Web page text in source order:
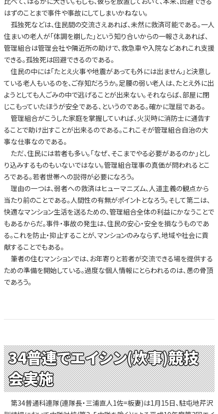
はずのことまで事件や事故にしてしまいかねない。
孤独死などは、住民間の交流さえあれば、未然に救済可能である。一人
住まいの老人が「体調を崩した」という知り合いからの一報さえあれば、
管理組合は管理会社や隣近所の助けで、救急車や入院などあれこれ支援
できる。孤独死は回避できるのである。
住民の中には「たとえ火事や地震があっても外には出ません」と決意し
ている老人もいるのを、ご存知だろうか。足腰の弱い老人は、たとえ外に出
ようとしても人ごみの中で逃げることが出来ない。それならば、部屋に閉
じこもっていたほうが安全である、というのである。確かに理屈である。
管理組合がこうした家庭を掌握していれば、火災時に消防士に通告す
ることで助け出すことが出来るのである。これこそが管理組合自治の大
事な仕事なのである。
ただ、住民には若者も多い。「なぜ、そこまでやる必要があるのか」とし
り込みするものもいないではない。管理組合理事の真価が問われるとこ
ろである。若者世帯への説得が必要になろう。
理由の一つは、弱者への救済はヒューマニズム、人道主義の観点から
当たり前のことである。人間性の有無がポイントとなろう。そして第二は、
快適なマンション生活を送るための、管理組合全体の利益にかなうことで
もあるからだ。事件・事故の発生は、住民の安心・安全を損なうものであ
る。これを防止・抑止することが、マンションのみならず、地域や社会に貢
献することでもある。
筆者の住むマンションでは、お年寄りと若者が交流できる場を提供する
ための準備を開始している。過度な個人情報にとらわれるのは、愚の骨頂
であろう。
34普連でエイシン(炊事)競技
会実施
第34普通科連隊(連隊長・三浦直人1佐=板妻)は1月15日、駐屯地芹沢